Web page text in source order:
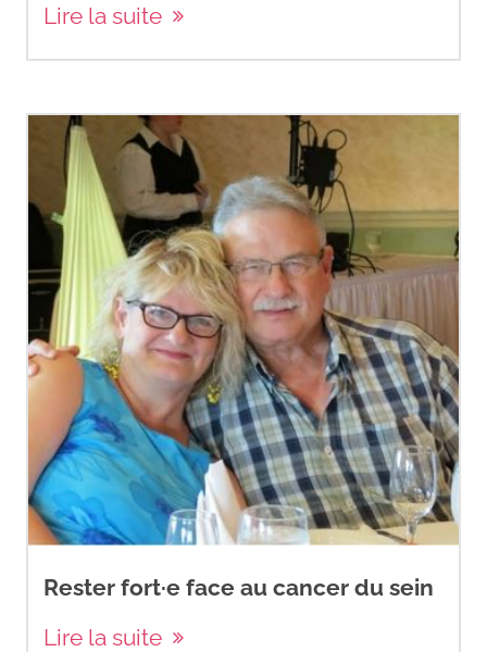
Lire la suite
Rester fort·e face au cancer du sein
Lire la suite